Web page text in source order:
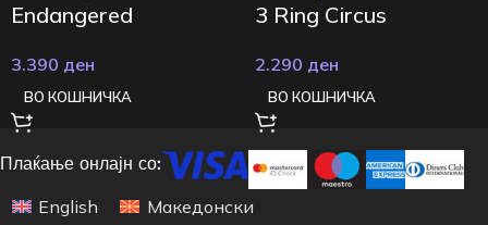
Endangered
3.390 ден
ВО КОШНИЧКА
3 Ring Circus
2.290 ден
ВО КОШНИЧКА
Плаќање онлајн со:
English
Македонски